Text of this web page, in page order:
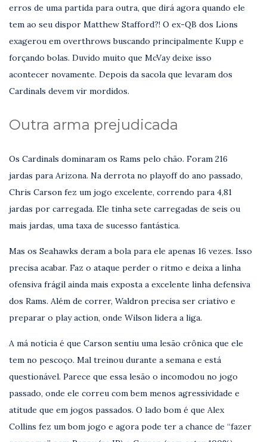
erros de uma partida para outra, que dirá agora quando ele
tem ao seu dispor Matthew Stafford?! O ex-QB dos Lions
exagerou em overthrows buscando principalmente Kupp e
forçando bolas. Duvido muito que McVay deixe isso
acontecer novamente. Depois da sacola que levaram dos
Cardinals devem vir mordidos.
Outra arma prejudicada
Os Cardinals dominaram os Rams pelo chão. Foram 216
jardas para Arizona. Na derrota no playoff do ano passado,
Chris Carson fez um jogo excelente, correndo para 4,81
jardas por carregada. Ele tinha sete carregadas de seis ou
mais jardas, uma taxa de sucesso fantástica.
Mas os Seahawks deram a bola para ele apenas 16 vezes. Isso
precisa acabar. Faz o ataque perder o ritmo e deixa a linha
ofensiva frágil ainda mais exposta a excelente linha defensiva
dos Rams. Além de correr, Waldron precisa ser criativo e
preparar o play action, onde Wilson lidera a liga.
A má notícia é que Carson sentiu uma lesão crônica que ele
tem no pescoço. Mal treinou durante a semana e está
questionável. Parece que essa lesão o incomodou no jogo
passado, onde ele correu com bem menos agressividade e
atitude que em jogos passados. O lado bom é que Alex
Collins fez um bom jogo e agora pode ter a chance de “fazer